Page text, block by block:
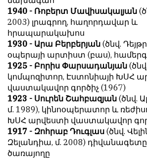
1940 - Ռոբերտ Մավիսակալյան
2003) լրագրող, հաղորդավար և
հրապարակախոս
1930 - Արա Բերբերյան (ծնվ.
օպերայի արտիստ (բաս),
1925 - Բորիս Փարսադանյան
կոմպոզիտոր, Էստոնիայի ԽՍՀ
վաստակավոր գործիչ (1967)
1923 - Սուրեն Շահբազյան (ծնվ.
մ. 1989), կինոօպերատոր և
ԽՍՀ արվեստի վաստակավոր
1917 - Զոհրաբ Դուգլաս (ծնվ.
Զելանդիա, մ. 2008)
ծառայողը